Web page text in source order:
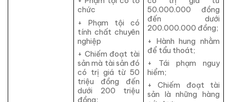
chức
+ Phạm tội có
tính chất chuyên
nghiệp
+ Chiếm đoạt tài
sản mà tài sản đó
có trị giá từ 50
triệu đồng đến
dưới 200 triệu
đồng;
50.000.000 đồng
đến dưới
200.000.000 đồng;
+ Hành hung nhằm
để tẩu thoát;
+ Tái phạm nguy
hiểm;
+ Chiếm đoạt tài
sản là những hàng